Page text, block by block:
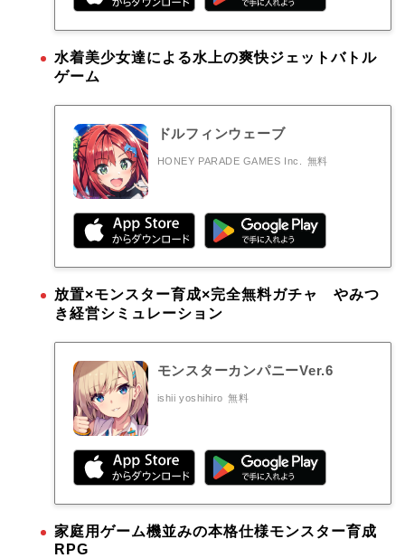
水着美少女達による水上の爽快ジェットバトル
ゲーム
ドルフィンウェーブ
HONEY PARADE GAMES Inc. 無料
放置×モンスター育成×完全無料ガチャ やみつ
き経営シミュレーション
モンスターカンパニーVer.6
ishii yoshihiro 無料
家庭用ゲーム機並みの本格仕様モンスター育成
RPG